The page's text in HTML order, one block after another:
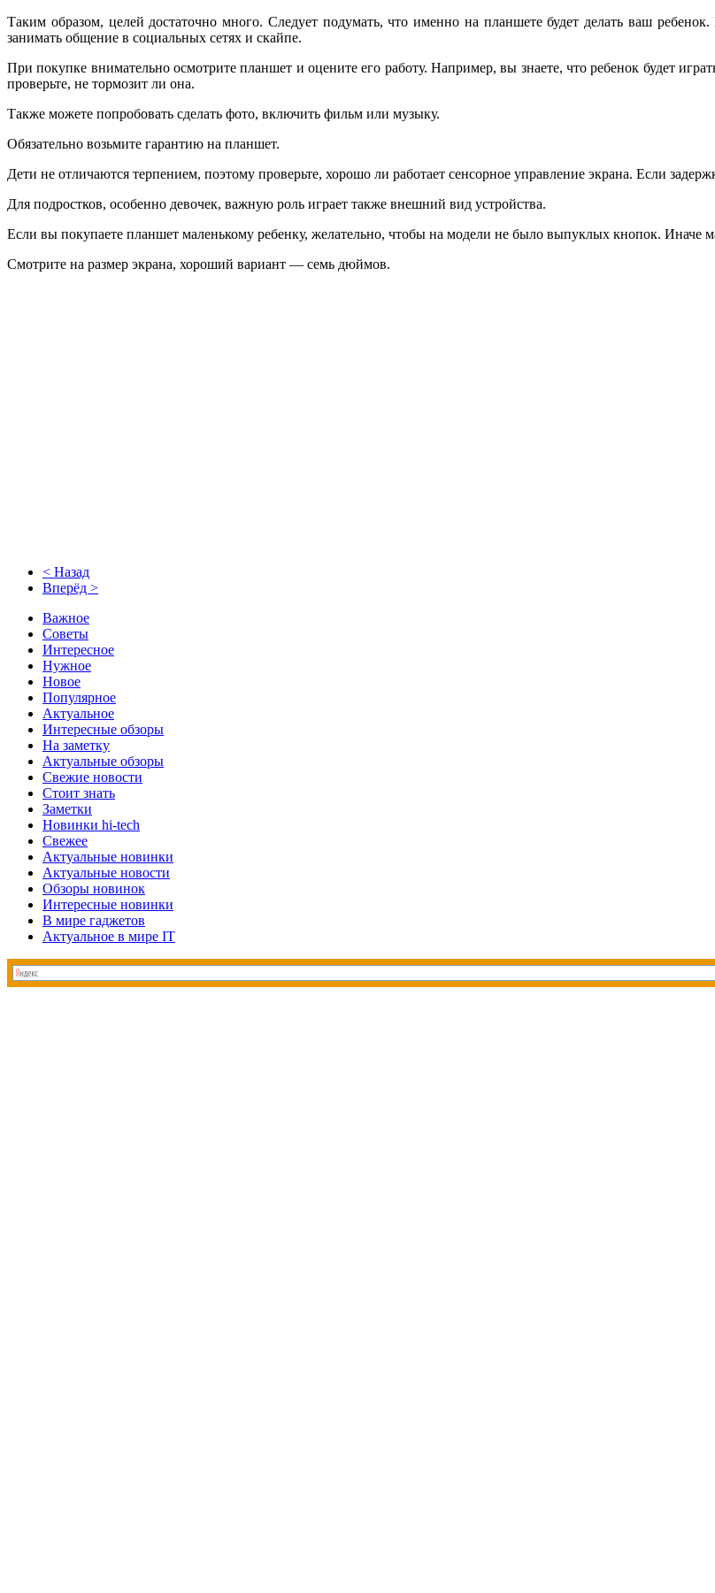
Таким образом, целей достаточно много. Следует подумать, что именно на планшете будет делать ваш
занимать общение в социальных сетях и скайпе.
При покупке внимательно осмотрите планшет и оцените его работу. Например, вы знаете, что ребенок будет
проверьте, не тормозит ли она.
Также можете попробовать сделать фото, включить фильм или музыку.
Обязательно возьмите гарантию на планшет.
Дети не отличаются терпением, поэтому проверьте, хорошо ли работает сенсорное управление экрана. Если
Для подростков, особенно девочек, важную роль играет также внешний вид устройства.
Если вы покупаете планшет маленькому ребенку, желательно, чтобы на модели не было выпуклых кнопок. Иначе
Смотрите на размер экрана, хороший вариант — семь дюймов.
< Назад
Вперёд >
Важное
Советы
Интересное
Нужное
Новое
Популярное
Актуальное
Интересные обзоры
На заметку
Актуальные обзоры
Свежие новости
Стоит знать
Заметки
Новинки hi-tech
Свежее
Актуальные новинки
Актуальные новости
Обзоры новинок
Интересные новинки
В мире гаджетов
Актуальное в мире IT